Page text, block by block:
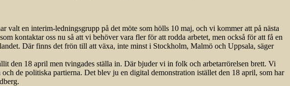
en interim-ledningsgrupp på det möte som hölls 10 maj, och vi kommer att på nästa
kontaktar oss nu så att vi behöver vara fler för att rodda arbetet, men också för att få en
Där finns det frön till att växa, inte minst i Stockholm, Malmö och Uppsala, säger
den 18 april men tvingades ställa in. Där bjuder vi in folk och arbetarrörelsen brett. Vi
de politiska partierna. Det blev ju en digital demonstration istället den 18 april, som har